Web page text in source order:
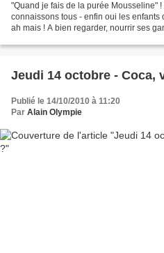
"Quand je fais de la purée Mousseline"
connaissons tous - enfin oui les
ah mais ! A bien regarder, nourrir ses
Jeudi 14 octobre - Coca,
Publié le 14/10/2010 à 11:20
Par Alain Olympie